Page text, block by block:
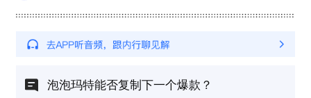
泡泡玛特能否复制下一个爆款？